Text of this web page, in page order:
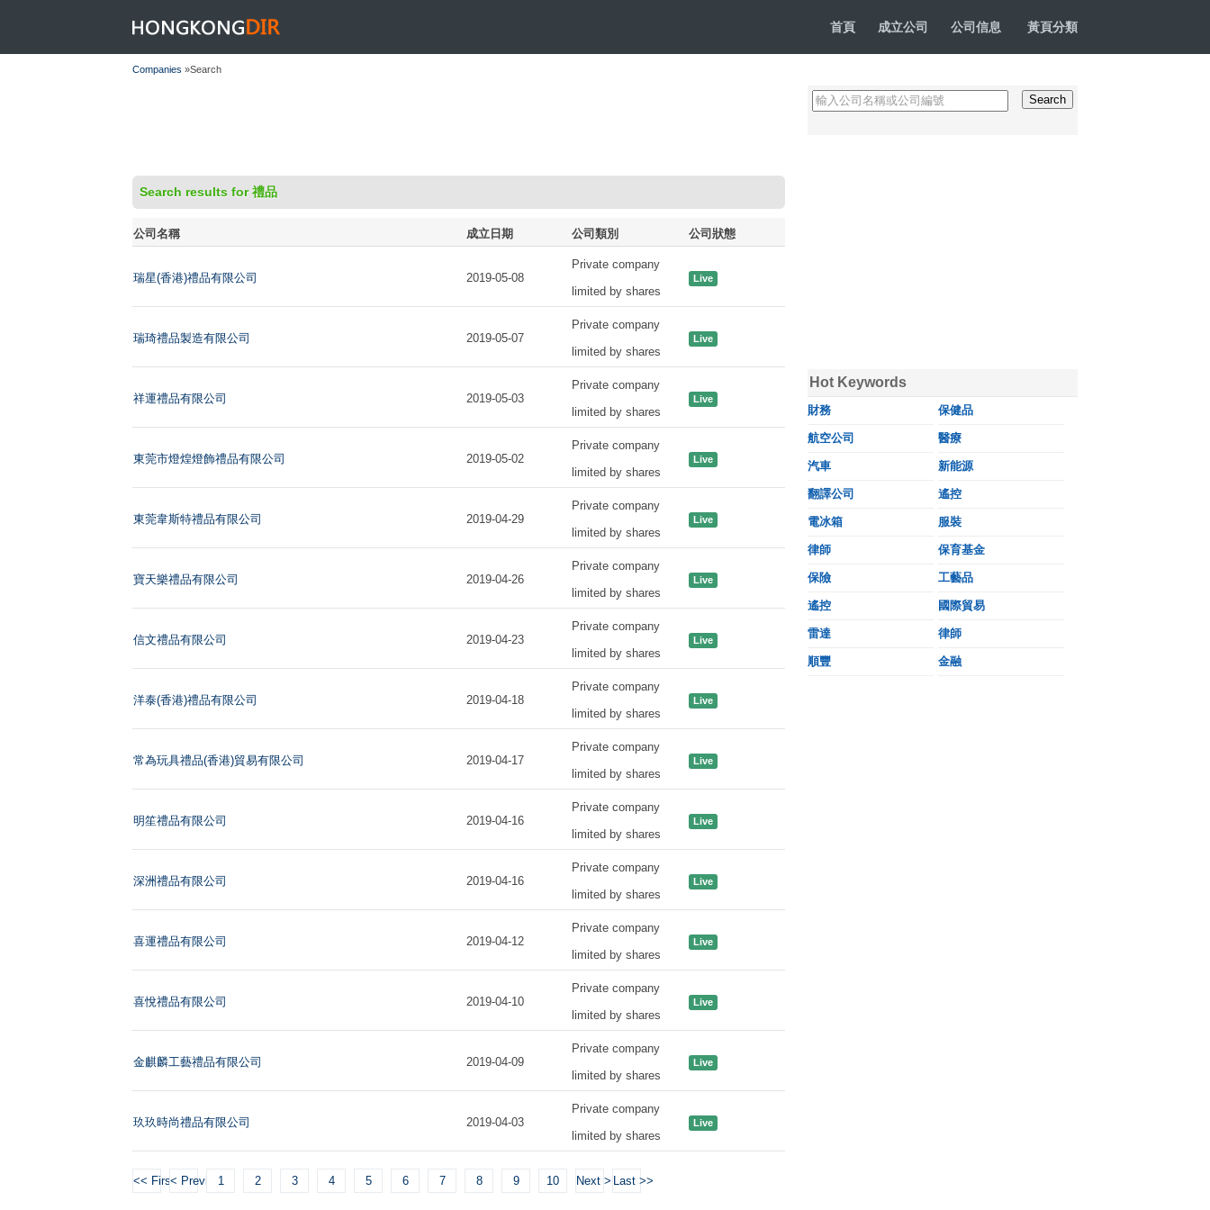
HONGKONGDIR 首頁 成立公司 公司信息 黃頁分類
Companies »Search
Search results for 禮品
公司名稱 成立日期 公司類別 公司狀態
瑞星(香港)禮品有限公司 2019-05-08
Private company
limited by shares
Live
瑞琦禮品製造有限公司 2019-05-07
Private company
limited by shares
Live
祥運禮品有限公司 2019-05-03
Private company
limited by shares
Live
東莞市燈煌燈飾禮品有限公司 2019-05-02
Private company
limited by shares
Live
東莞韋斯特禮品有限公司 2019-04-29
Private company
limited by shares
Live
寶天樂禮品有限公司 2019-04-26
Private company
limited by shares
Live
信文禮品有限公司 2019-04-23
Private company
limited by shares
Live
洋泰(香港)禮品有限公司 2019-04-18
Private company
limited by shares
Live
常為玩具禮品(香港)貿易有限公司 2019-04-17
Private company
limited by shares
Live
明笙禮品有限公司 2019-04-16
Private company
limited by shares
Live
深洲禮品有限公司 2019-04-16
Private company
limited by shares
Live
喜運禮品有限公司 2019-04-12
Private company
limited by shares
Live
喜悅禮品有限公司 2019-04-10
Private company
limited by shares
Live
金麒麟工藝禮品有限公司 2019-04-09
Private company
limited by shares
Live
玖玖時尚禮品有限公司 2019-04-03
Private company
limited by shares
Live
<< First< Previous1 2 3 4 5 6 7 8 9 10 Next > Last >>
Hot Keywords
財務 保健品
航空公司 醫療
汽車 新能源
翻譯公司 遙控
電冰箱 服裝
律師 保育基金
保險 工藝品
遙控 國際貿易
雷達 律師
順豐 金融